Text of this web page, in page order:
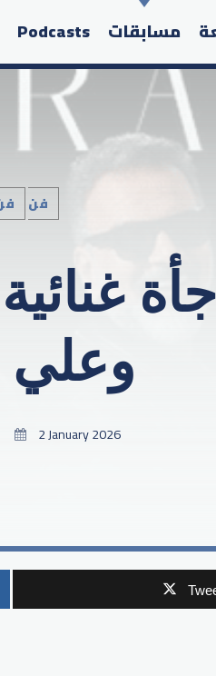
مسابقات Podcasts
website:3فن
وعلي
2 January 2026